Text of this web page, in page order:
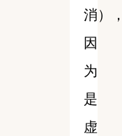
消），
因
为
是
虚